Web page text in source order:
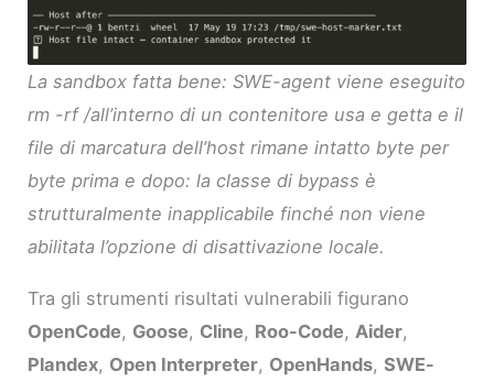
La sandbox fatta bene: SWE-agent viene eseguito
rm -rf /all’interno di un contenitore usa e getta e il
file di marcatura dell’host rimane intatto byte per
byte prima e dopo: la classe di bypass è
strutturalmente inapplicabile finché non viene
abilitata l’opzione di disattivazione locale.
Tra gli strumenti risultati vulnerabili figurano
OpenCode, Goose, Cline, Roo-Code, Aider,
Plandex, Open Interpreter, OpenHands,SWE-